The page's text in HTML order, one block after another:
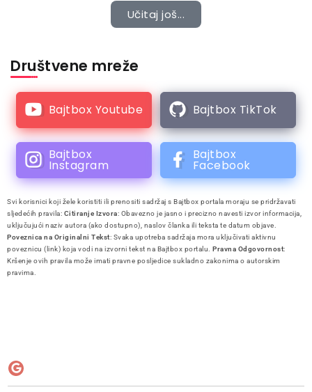
Učitaj još...
Društvene mreže
Bajtbox Youtube Bajtbox TikTok
Bajtbox
Instagram
Bajtbox
Facebook
Svi korisnici koji žele koristiti ili prenositi sadržaj s Bajtbox portala moraju se pridržavati
sljedećih pravila: Citiranje Izvora: Obavezno je jasno i precizno navesti izvor informacija,
uključujući naziv autora (ako dostupno), naslov članka ili teksta te datum objave.
Poveznica na Originalni Tekst: Svaka upotreba sadržaja mora uključivati aktivnu
poveznicu (link) koja vodi na izvorni tekst na Bajtbox portalu. Pravna Odgovornost:
Kršenje ovih pravila može imati pravne posljedice sukladno zakonima o autorskim
pravima.